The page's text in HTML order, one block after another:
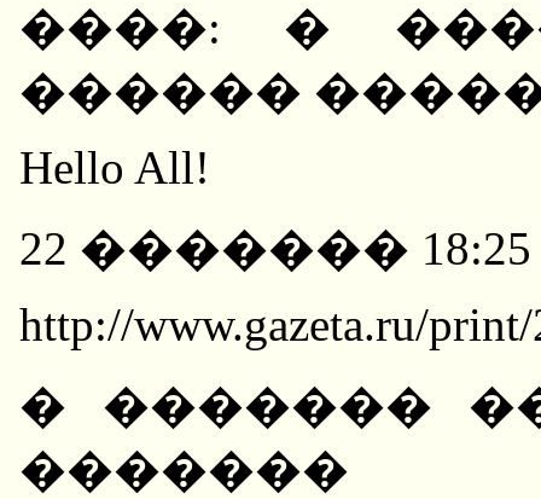
����: �
������
Hello All!
22 ������� 18:25
http://www.gazeta.ru/
� �������
�������